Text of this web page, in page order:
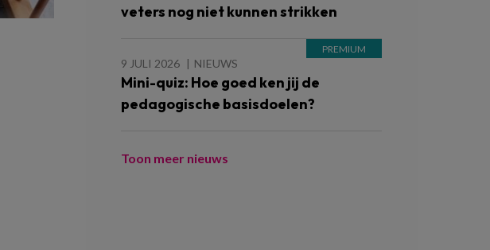
veters nog niet kunnen strikken
9 JULI 2026 NIEUWS
Mini-quiz: Hoe goed ken jij de
pedagogische basisdoelen?
Toon meer nieuws